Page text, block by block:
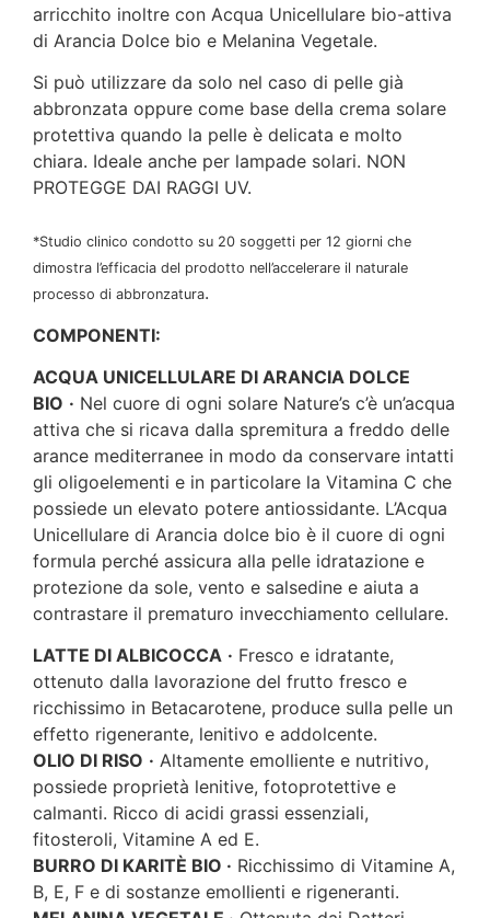
arricchito inoltre con Acqua Unicellulare bio-attiva
di Arancia Dolce bio e Melanina Vegetale.
Si può utilizzare da solo nel caso di pelle già
abbronzata oppure come base della crema solare
protettiva quando la pelle è delicata e molto
chiara. Ideale anche per lampade solari. NON
PROTEGGE DAI RAGGI UV.
*Studio clinico condotto su 20 soggetti per 12 giorni che
dimostra l’efficacia del prodotto nell’accelerare il naturale
processo di abbronzatura.
COMPONENTI:
ACQUA UNICELLULARE DI ARANCIA DOLCE
BIO · Nel cuore di ogni solare Nature’s c’è un’acqua
attiva che si ricava dalla spremitura a freddo delle
arance mediterranee in modo da conservare intatti
gli oligoelementi e in particolare la Vitamina C che
possiede un elevato potere antiossidante. L’Acqua
Unicellulare di Arancia dolce bio è il cuore di ogni
formula perché assicura alla pelle idratazione e
protezione da sole, vento e salsedine e aiuta a
contrastare il prematuro invecchiamento cellulare.
LATTE DI ALBICOCCA · Fresco e idratante,
ottenuto dalla lavorazione del frutto fresco e
ricchissimo in Betacarotene, produce sulla pelle un
effetto rigenerante, lenitivo e addolcente.
OLIO DI RISO · Altamente emolliente e nutritivo,
possiede proprietà lenitive, fotoprotettive e
calmanti. Ricco di acidi grassi essenziali,
fitosteroli, Vitamine A ed E.
BURRO DI KARITÈ BIO · Ricchissimo di Vitamine A,
B, E, F e di sostanze emollienti e rigeneranti.